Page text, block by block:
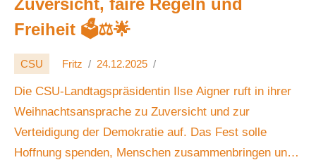
Zuversicht, faire Regeln und
Freiheit 🗳️⚖️🌟
CSU Fritz 24.12.2025
Die CSU-Landtagspräsidentin Ilse Aigner ruft in ihrer
Weihnachtsansprache zu Zuversicht und zur
Verteidigung der Demokratie auf. Das Fest solle
Hoffnung spenden, Menschen zusammenbringen und